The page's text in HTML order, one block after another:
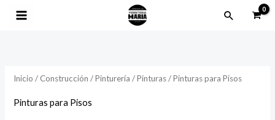
Buscar
Inicio / Construcción /Pinturería /Pinturas/ Pinturas para Pisos
Pinturas para Pisos